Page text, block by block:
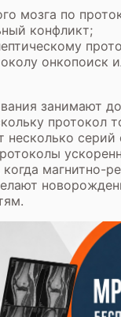
мозга по
конфликт;
онкопоиск
занимают
протокол
несколько серий
магнитно-